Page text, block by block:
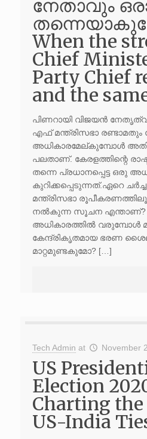
നേതാവും
When the
Chief
Party Chief
and the
പിണറായി വിജയൻ
എഫ് മന്ത്രിസഭാ രണ്ടാമതും
അധികാരമേല്കുമ്പോൾ
പലതാണ്. കേരളത്തിന്റെ
തന്നെ പ്രധാനപ്പെട്ട ഒരു
കുറിക്കപ്പെടുന്നത്.ഏറെ ചർച്ച
മന്ത്രിസഭാ
നൽകുന്ന സൂചന എന്താണ്?
അധികാരത്തിൽ വരുമ്പോൾ
കേന്ദ്രികൃതമായ ഭരണ
മാറ്റമുണ്ടകുമോ? […]
Tech Admin at November
US
Election
Charting the
US-India